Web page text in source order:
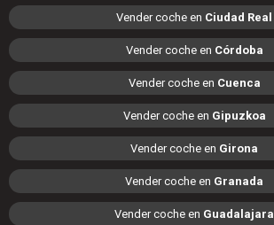
Vender coche en Ciudad Real
Vender coche en Córdoba
Vender coche en Cuenca
Vender coche en Gipuzkoa
Vender coche en Girona
Vender coche en Granada
Vender coche en Guadalajara